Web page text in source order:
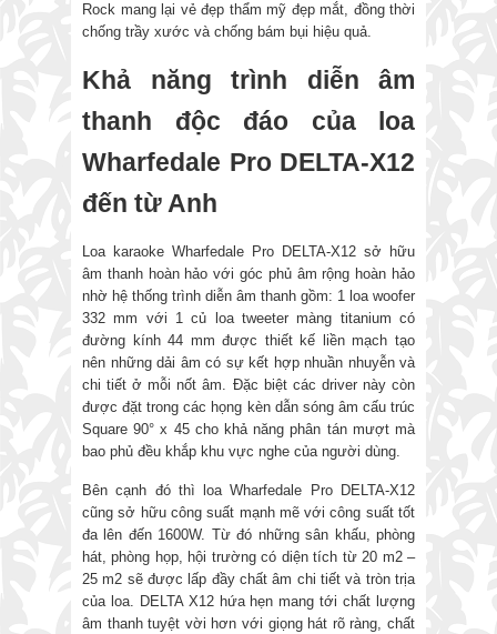
Rock mang lại vẻ đẹp thẩm mỹ đẹp mắt, đồng thời
chống trầy xước và chống bám bụi hiệu quả.
Khả năng trình diễn âm
thanh độc đáo của loa
Wharfedale Pro DELTA-X12
đến từ Anh
Loa karaoke Wharfedale Pro DELTA-X12 sở hữu
âm thanh hoàn hảo với góc phủ âm rộng hoàn hảo
nhờ hệ thống trình diễn âm thanh gồm: 1 loa woofer
332 mm với 1 củ loa tweeter màng titanium có
đường kính 44 mm được thiết kế liền mạch tạo
nên những dải âm có sự kết hợp nhuần nhuyễn và
chi tiết ở mỗi nốt âm. Đặc biệt các driver này còn
được đặt trong các họng kèn dẫn sóng âm cấu trúc
Square 90° x 45 cho khả năng phân tán mượt mà
bao phủ đều khắp khu vực nghe của người dùng.
Bên cạnh đó thì loa Wharfedale Pro DELTA-X12
cũng sở hữu công suất mạnh mẽ với công suất tốt
đa lên đến 1600W. Từ đó những sân khấu, phòng
hát, phòng họp, hội trường có diện tích từ 20 m2 –
25 m2 sẽ được lấp đầy chất âm chi tiết và tròn trịa
của loa. DELTA X12 hứa hẹn mang tới chất lượng
âm thanh tuyệt vời hơn với giọng hát rõ ràng, chất